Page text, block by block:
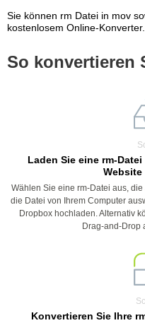
Sie können rm Datei in mov
kostenlosem Online-Konverter.
So konvertieren
Laden Sie eine rm-
Wählen Sie eine rm-Datei aus,
die Datei von Ihrem Computer
Dropbox hochladen. Alternativ
Drag-and-Drop
Konvertieren Sie Ihre